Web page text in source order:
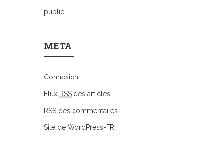
public
MÉTA
Connexion
Flux RSS des articles
RSS des commentaires
Site de WordPress-FR